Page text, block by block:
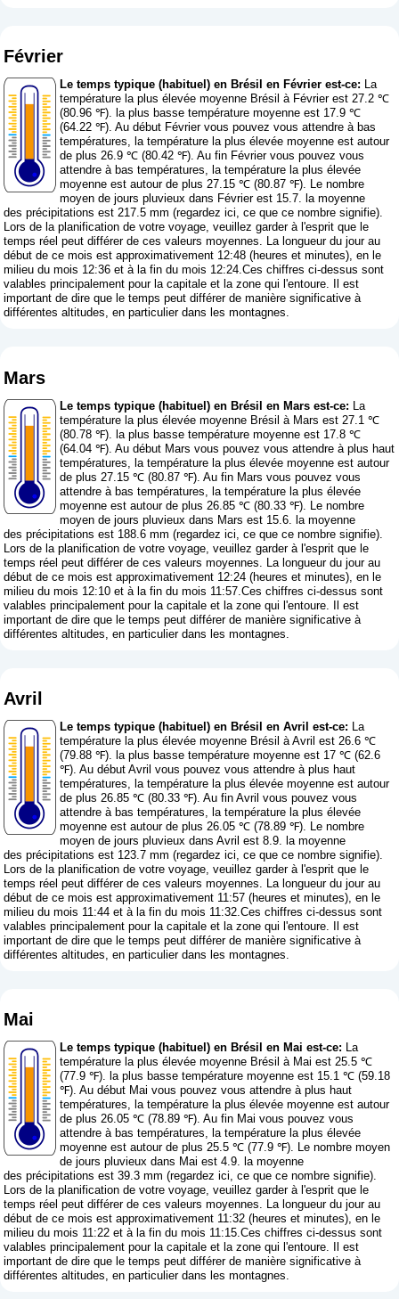
Février
Le temps typique (habituel) en Brésil en Février est-ce: La
température la plus élevée moyenne Brésil à Février est 27.2 ℃
(80.96 ℉). la plus basse température moyenne est 17.9 ℃
(64.22 ℉). Au début Février vous pouvez vous attendre à bas
températures, la température la plus élevée moyenne est autour
de plus 26.9 ℃ (80.42 ℉). Au fin Février vous pouvez vous
attendre à bas températures, la température la plus élevée
moyenne est autour de plus 27.15 ℃ (80.87 ℉). Le nombre
moyen de jours pluvieux dans Février est 15.7. la moyenne
des précipitations est 217.5 mm (regardez ici, ce que ce nombre signifie).
Lors de la planification de votre voyage, veuillez garder à l'esprit que le
temps réel peut différer de ces valeurs moyennes. La longueur du jour au
début de ce mois est approximativement 12:48 (heures et minutes), en le
milieu du mois 12:36 et à la fin du mois 12:24.Ces chiffres ci-dessus sont
valables principalement pour la capitale et la zone qui l'entoure. Il est
important de dire que le temps peut différer de manière significative à
différentes altitudes, en particulier dans les montagnes.
Mars
Le temps typique (habituel) en Brésil en Mars est-ce: La
température la plus élevée moyenne Brésil à Mars est 27.1 ℃
(80.78 ℉). la plus basse température moyenne est 17.8 ℃
(64.04 ℉). Au début Mars vous pouvez vous attendre à plus haut
températures, la température la plus élevée moyenne est autour
de plus 27.15 ℃ (80.87 ℉). Au fin Mars vous pouvez vous
attendre à bas températures, la température la plus élevée
moyenne est autour de plus 26.85 ℃ (80.33 ℉). Le nombre
moyen de jours pluvieux dans Mars est 15.6. la moyenne
des précipitations est 188.6 mm (regardez ici, ce que ce nombre signifie).
Lors de la planification de votre voyage, veuillez garder à l'esprit que le
temps réel peut différer de ces valeurs moyennes. La longueur du jour au
début de ce mois est approximativement 12:24 (heures et minutes), en le
milieu du mois 12:10 et à la fin du mois 11:57.Ces chiffres ci-dessus sont
valables principalement pour la capitale et la zone qui l'entoure. Il est
important de dire que le temps peut différer de manière significative à
différentes altitudes, en particulier dans les montagnes.
Avril
Le temps typique (habituel) en Brésil en Avril est-ce: La
température la plus élevée moyenne Brésil à Avril est 26.6 ℃
(79.88 ℉). la plus basse température moyenne est 17 ℃ (62.6
℉). Au début Avril vous pouvez vous attendre à plus haut
températures, la température la plus élevée moyenne est autour
de plus 26.85 ℃ (80.33 ℉). Au fin Avril vous pouvez vous
attendre à bas températures, la température la plus élevée
moyenne est autour de plus 26.05 ℃ (78.89 ℉). Le nombre
moyen de jours pluvieux dans Avril est 8.9. la moyenne
des précipitations est 123.7 mm (regardez ici, ce que ce nombre signifie).
Lors de la planification de votre voyage, veuillez garder à l'esprit que le
temps réel peut différer de ces valeurs moyennes. La longueur du jour au
début de ce mois est approximativement 11:57 (heures et minutes), en le
milieu du mois 11:44 et à la fin du mois 11:32.Ces chiffres ci-dessus sont
valables principalement pour la capitale et la zone qui l'entoure. Il est
important de dire que le temps peut différer de manière significative à
différentes altitudes, en particulier dans les montagnes.
Mai
Le temps typique (habituel) en Brésil en Mai est-ce: La
température la plus élevée moyenne Brésil à Mai est 25.5 ℃
(77.9 ℉). la plus basse température moyenne est 15.1 ℃ (59.18
℉). Au début Mai vous pouvez vous attendre à plus haut
températures, la température la plus élevée moyenne est autour
de plus 26.05 ℃ (78.89 ℉). Au fin Mai vous pouvez vous
attendre à bas températures, la température la plus élevée
moyenne est autour de plus 25.5 ℃ (77.9 ℉). Le nombre moyen
de jours pluvieux dans Mai est 4.9. la moyenne
des précipitations est 39.3 mm (regardez ici, ce que ce nombre signifie).
Lors de la planification de votre voyage, veuillez garder à l'esprit que le
temps réel peut différer de ces valeurs moyennes. La longueur du jour au
début de ce mois est approximativement 11:32 (heures et minutes), en le
milieu du mois 11:22 et à la fin du mois 11:15.Ces chiffres ci-dessus sont
valables principalement pour la capitale et la zone qui l'entoure. Il est
important de dire que le temps peut différer de manière significative à
différentes altitudes, en particulier dans les montagnes.